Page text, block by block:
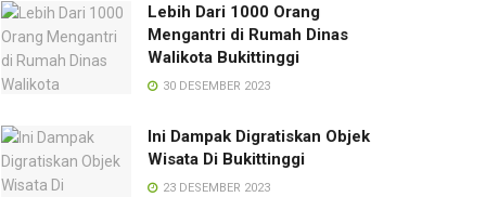
Lebih Dari 1000 Orang
Mengantri di Rumah Dinas
Walikota Bukittinggi
30 DESEMBER 2023
Ini Dampak Digratiskan Objek
Wisata Di Bukittinggi
23 DESEMBER 2023